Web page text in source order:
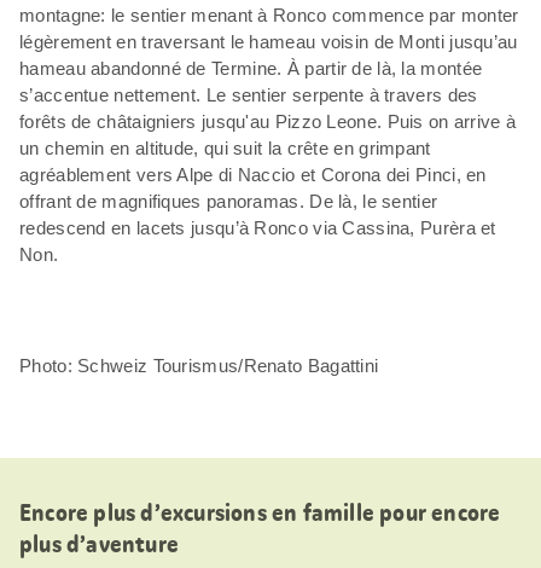
montagne: le sentier menant à Ronco commence par monter
légèrement en traversant le hameau voisin de Monti jusqu’au
hameau abandonné de Termine. À partir de là, la montée
s’accentue nettement. Le sentier serpente à travers des
forêts de châtaigniers jusqu'au Pizzo Leone. Puis on arrive à
un chemin en altitude, qui suit la crête en grimpant
agréablement vers Alpe di Naccio et Corona dei Pinci, en
offrant de magnifiques panoramas. De là, le sentier
redescend en lacets jusqu’à Ronco via Cassina, Purèra et
Non.
Photo: Schweiz Tourismus/Renato Bagattini
Encore plus d’excursions en famille pour encore
plus d’aventure